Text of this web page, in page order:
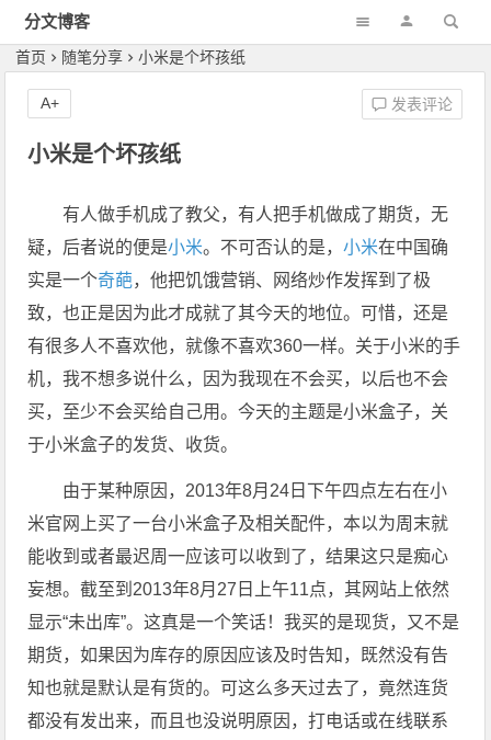
分文博客
首页 随笔分享 小米是个坏孩纸
小米是个坏孩纸
发表评论
A+
有人做手机成了教父，有人把手机做成了期货，无
疑，后者说的便是小米。不可否认的是，小米在中国确
实是一个奇葩，他把饥饿营销、网络炒作发挥到了极
致，也正是因为此才成就了其今天的地位。可惜，还是
有很多人不喜欢他，就像不喜欢360一样。关于小米的手
机，我不想多说什么，因为我现在不会买，以后也不会
买，至少不会买给自己用。今天的主题是小米盒子，关
于小米盒子的发货、收货。
由于某种原因，2013年8月24日下午四点左右在小
米官网上买了一台小米盒子及相关配件，本以为周末就
能收到或者最迟周一应该可以收到了，结果这只是痴心
妄想。截至到2013年8月27日上午11点，其网站上依然
显示“未出库”。这真是一个笑话！我买的是现货，又不是
期货，如果因为库存的原因应该及时告知，既然没有告
知也就是默认是有货的。可这么多天过去了，竟然连货
都没有发出来，而且也没说明原因，打电话或在线联系